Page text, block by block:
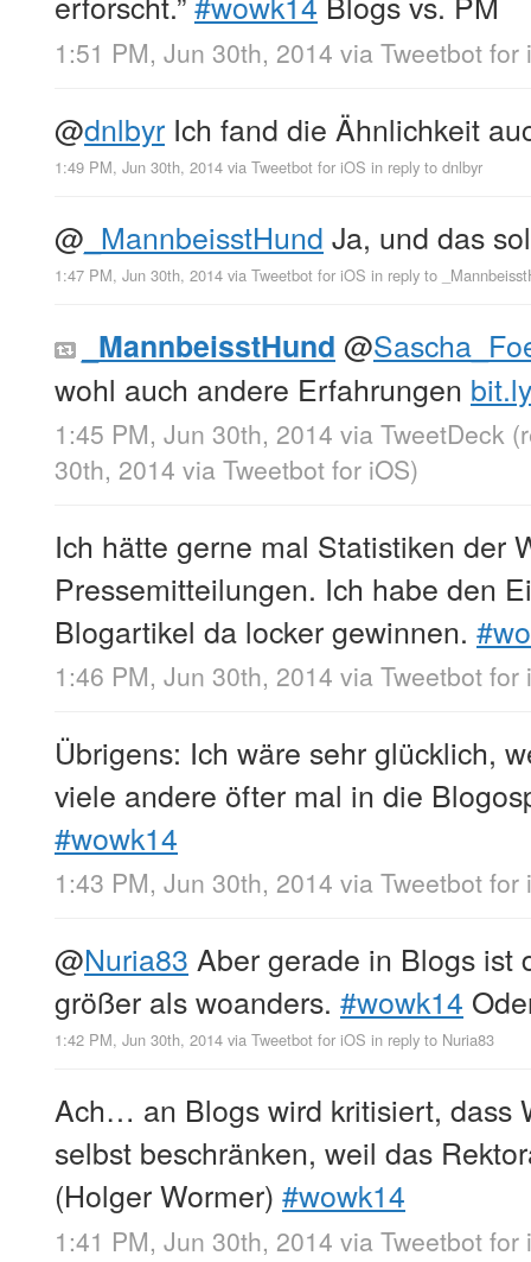
1:51 PM, Jun 30th, 2014 via Tweetbot for
@dnlbyr Ich fand die Ähnlichkeit
1:49 PM, Jun 30th, 2014 via Tweetbot for iΟS in reply to dnlbyr
@ _MannbeisstHund Ja, und das
1:47 PM, Jun 30th, 2014 via Tweetbot for iΟS in reply to
_MannbeisstHund @
wohl auch andere Erfahrungen
1:45 PM, Jun 30th, 2014 via TweetDeck
30th, 2014 via Tweetbot for iΟS)
Ich hätte gerne mal Statistiken der
Pressemitteilungen. Ich habe den
Blogartikel da locker gewinnen.
1:46 PM, Jun 30th, 2014 via Tweetbot for
Übrigens: Ich wäre sehr glücklich,
viele andere öfter mal in die
#wowk14
1:43 PM, Jun 30th, 2014 via Tweetbot for
@Nuria83 Aber gerade in Blogs ist
größer als woanders. #wowk14
1:42 PM, Jun 30th, 2014 via Tweetbot for iΟS in reply to Nuria83
Ach… an Blogs wird kritisiert, dass
selbst beschränken, weil das
(Holger Wormer) #wowk14
1:41 PM, Jun 30th, 2014 via Tweetbot for